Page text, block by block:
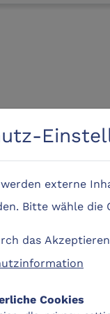
externe
Bitte wähle die
das
Cookies